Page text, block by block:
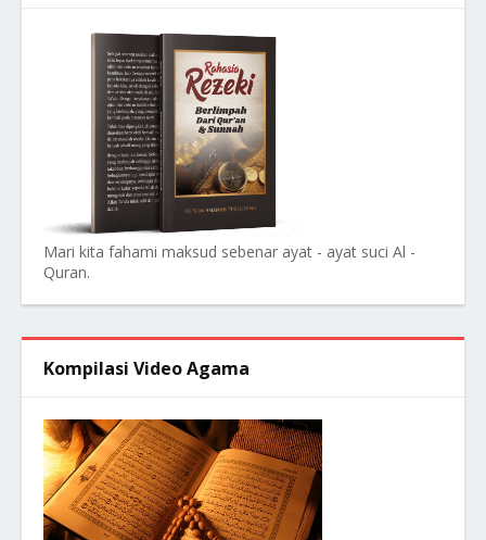
Mari kita fahami maksud sebenar ayat - ayat suci Al -
Quran.
Kompilasi Video Agama